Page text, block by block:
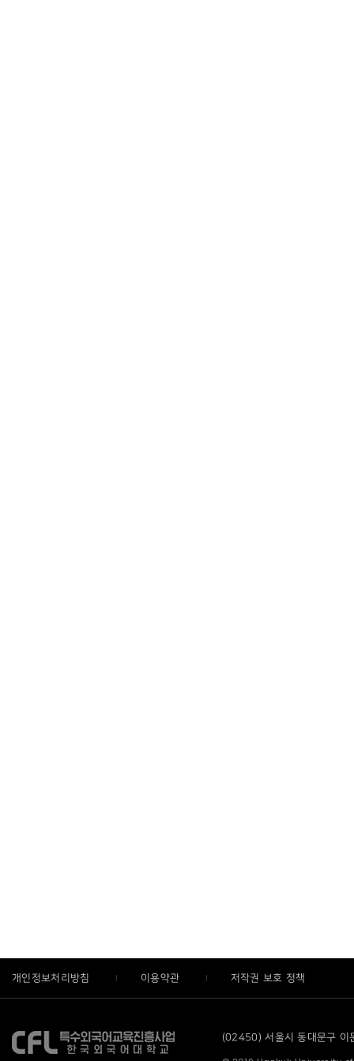
개인정보처리방침 이용약관 저작권 보호 정책
(02450) 서울시 동대문구